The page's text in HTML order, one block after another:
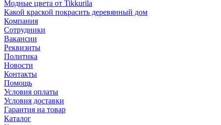
Модные цвета от Tikkurila
Какой краской покрасить деревянный дом
Компания
Сотрудники
Вакансии
Реквизиты
Политика
Новости
Контакты
Помощь
Условия оплаты
Условия доставки
Гарантия на товар
Каталог